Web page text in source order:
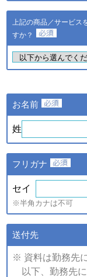
ｄ．全国スキル
協力に伴い取得
報
ｅ．セミナー・
注)上記の内、統
できない情報です
（2）個人情報の
個人情報の種類
上記の商品／サービ
すか？
お名前
姓
フリガナ
セイ
※半角カナは不可
送付先
※ 資料は勤務先
以下、勤務先